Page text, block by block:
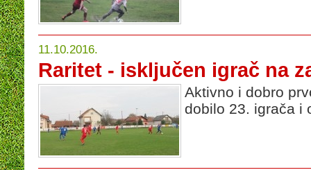
11.10.2016.
Raritet - isključen igrač na
Aktivno i dobro
dobilo 23. igrača i